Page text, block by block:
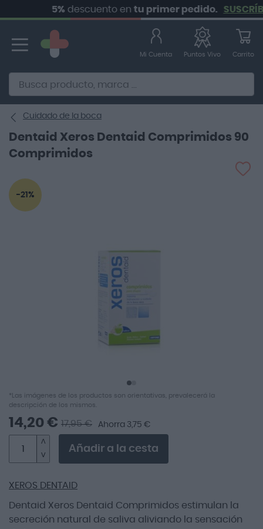
descuento en tu primer pedido.
contenido
Alternative to Doofinder Ecommerce Search
Mi Cuenta Puntos Vivo Carrito
Cuidado de la boca
Dentaid Xeros Dentaid Comprimidos 90
Comprimidos
-21%
Saltar
final
al
de
la
de
*Las imágenes de los productos son orientativas, prevalecerá la
descripción de los mismos.
XEROS DENTAID
Dentaid Xeros Dentaid Comprimidos estimulan la
secreción natural de saliva aliviando la sensación
14,20 € 17,95 € Ahorra 3,75 €
Añadir a la cesta